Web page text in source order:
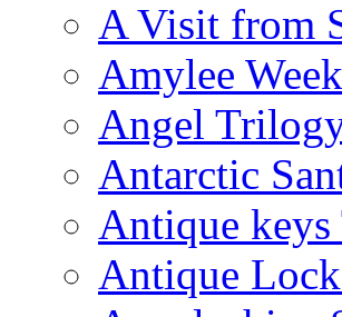
A Visit from
Amylee
Angel
Antarctic
Antique
Antique